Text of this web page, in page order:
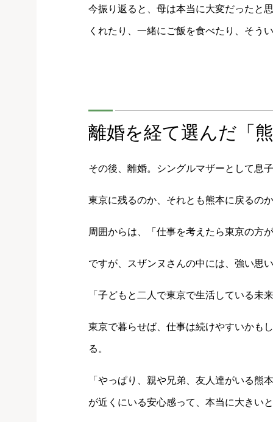
今振り返ると、母は本当に大変だったと
くれたり、一緒にご飯を食べたり、そう
離婚を経て選んだ「
その後、離婚。シングルマザーとして息
東京に残るのか、それとも熊本に戻る
周囲からは、「仕事を考えたら東京の方
ですが、スザンヌさんの中には、強い思
「子どもと二人で東京で生活している未
東京で暮らせば、仕事は続けやすいかも
る。
「やっぱり、親や兄弟、友人達がいる熊
が近くにいる安心感って、本当に大きい